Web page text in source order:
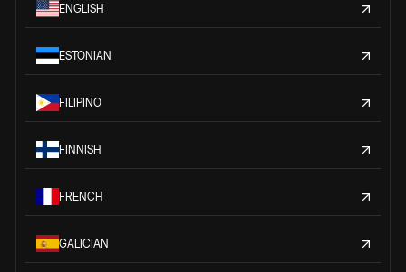
ENGLISH
ESTONIAN
FILIPINO
FINNISH
FRENCH
GALICIAN